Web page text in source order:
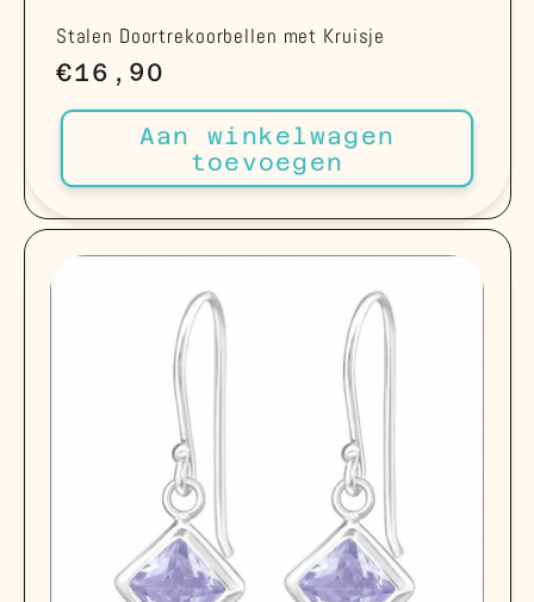
Stalen Doortrekoorbellen met Kruisje
Normale
prijs
€16,90
Aan winkelwagen
toevoegen